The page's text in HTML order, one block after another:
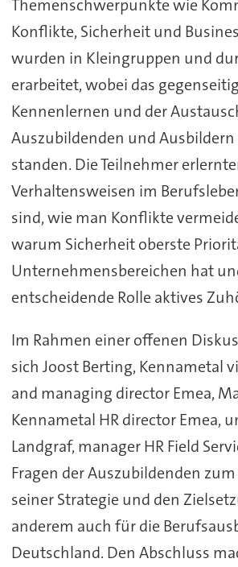
Themenschwerpunkte wie
Konflikte, Sicherheit und
wurden in Kleingruppen und
erarbeitet, wobei das
Kennenlernen und der
Auszubildenden und
standen. Die Teilnehmer
Verhaltensweisen im
sind, wie man Konflikte
warum Sicherheit oberste
Unternehmensbereichen hat
entscheidende Rolle aktives
Im Rahmen einer offenen
sich Joost Berting, Kennametal
and managing director Emea,
Kennametal HR director Emea,
Landgraf, manager HR Field
Fragen der Auszubildenden
seiner Strategie und den
anderem auch für die
Deutschland. Den Abschluss